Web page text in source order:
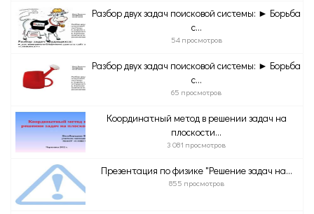
Разбор двух задач поисковой системы: ► Борьба
с...
54 просмотров
Разбор двух задач поисковой системы: ► Борьба
с...
65 просмотров
Координатный метод в решении задач на
плоскости...
3 081 просмотров
Презентация по физике "Решение задач на...
855 просмотров